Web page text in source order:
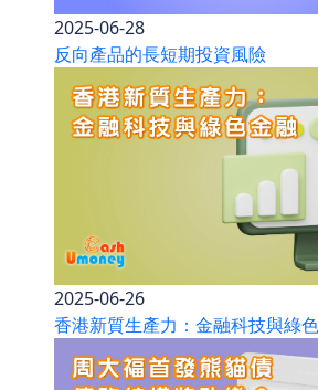
2025-06-28
反向產品的長短期投資風險
2025-06-26
香港新質生產力：金融科技與綠